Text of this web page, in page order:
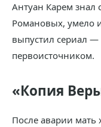
Антуан Карем знал
Романовых, умело
выпустил сериал
первоисточником.
«Копия
После аварии мать